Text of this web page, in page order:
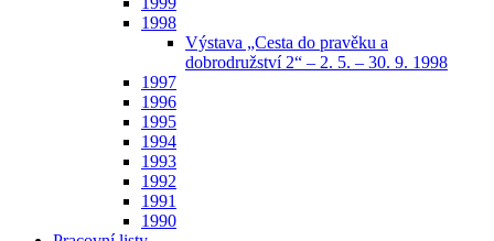
1998
Výstava „Cesta do pravěku a
dobrodružství 2“ – 2. 5. – 30. 9. 1998
1997
1996
1995
1994
1993
1992
1991
1990